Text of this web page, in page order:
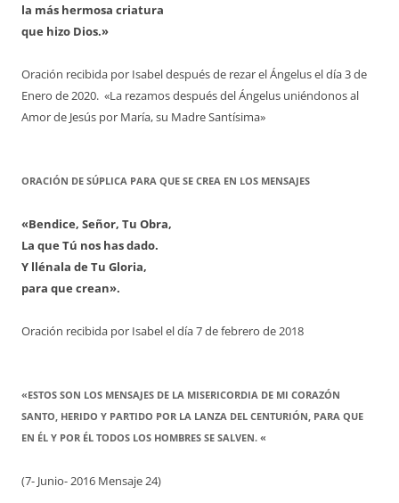
la más hermosa criatura
que hizo Dios.»
Oración recibida por Isabel después de rezar el Ángelus el día 3 de
Enero de 2020. «La rezamos después del Ángelus uniéndonos al
Amor de Jesús por María, su Madre Santísima»
ORACIÓN DE SÚPLICA PARA QUE SE CREA EN LOS MENSAJES
«Bendice, Señor, Tu Obra,
La que Tú nos has dado.
Y llénala de Tu Gloria,
para que crean».
Oración recibida por Isabel el día 7 de febrero de 2018
«ESTOS SON LOS MENSAJES DE LA MISERICORDIA DE MI CORAZÓN
SANTO, HERIDO Y PARTIDO POR LA LANZA DEL CENTURIÓN, PARA QUE
EN ÉL Y POR ÉL TODOS LOS HOMBRES SE SALVEN. «
(7- Junio- 2016 Mensaje 24)